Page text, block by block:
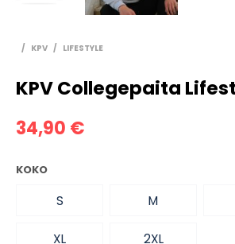
/ KPV / LIFESTYLE
KPV Collegepaita
34,90 €
KOKO
S M
XL 2XL